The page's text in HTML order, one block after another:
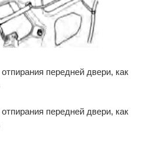
передней двери, как
передней двери, как